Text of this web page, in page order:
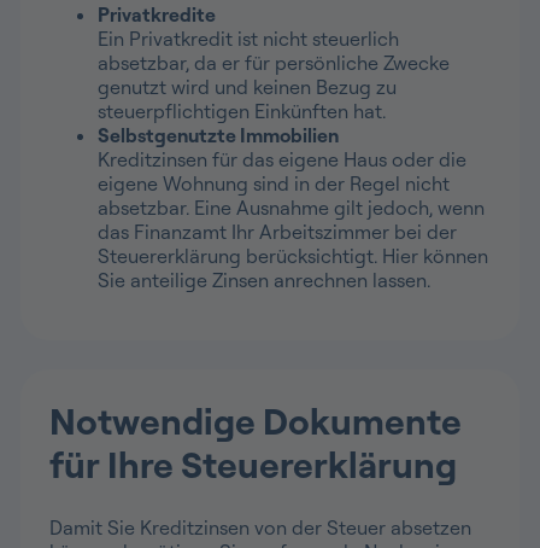
Privatkredite
Ein Privatkredit ist nicht steuerlich
absetzbar, da er für persönliche Zwecke
genutzt wird und keinen Bezug zu
steuerpflichtigen Einkünften hat.
Selbstgenutzte Immobilien
Kreditzinsen für das eigene Haus oder die
eigene Wohnung sind in der Regel nicht
absetzbar. Eine Ausnahme gilt jedoch, wenn
das Finanzamt Ihr Arbeitszimmer bei der
Steuererklärung berücksichtigt. Hier können
Sie anteilige Zinsen anrechnen lassen.
Notwendige Dokumente
für Ihre Steuererklärung
Damit Sie Kreditzinsen von der Steuer absetzen